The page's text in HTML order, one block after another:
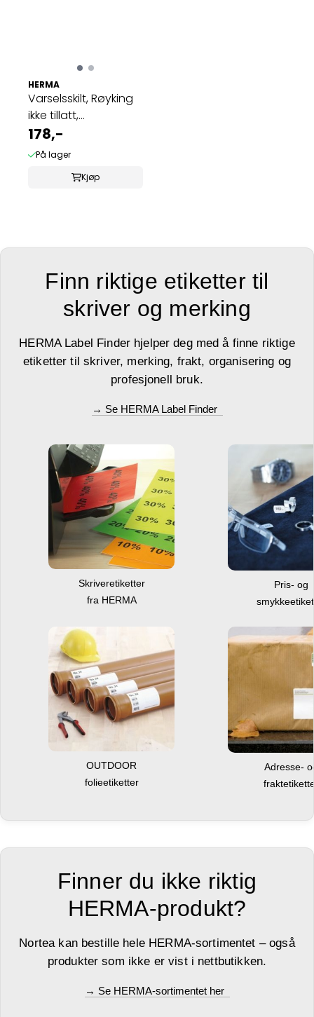
HERMA
Varselsskilt, Røyking
ikke tillatt,
værbestandig, ...
178,-
På lager
Kjøp
Finn riktige etiketter til
skriver og merking
HERMA Label Finder hjelper deg med å finne riktige
etiketter til skriver, merking, frakt, organisering og
profesjonell bruk.
→ Se HERMA Label Finder
Skriveretiketter
fra HERMA
Pris- og
OUTDOOR
folieetiketter
Adresse-
Finner du ikke riktig
HERMA-produkt?
Nortea kan bestille hele HERMA-sortimentet – også
produkter som ikke er vist i nettbutikken.
→ Se HERMA-sortimentet her